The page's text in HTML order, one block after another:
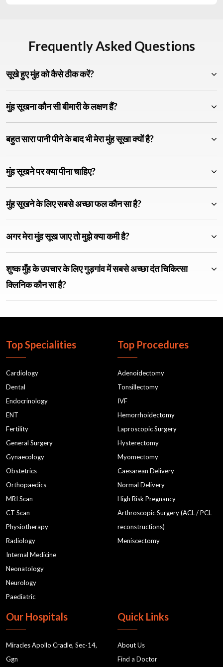
Frequently Asked Questions
सूखे हुए मुंह को कैसे ठीक करें?
मुंह सूखना कौन सी बीमारी के लक्षण हैं?
बहुत सारा पानी पीने के बाद भी मेरा मुंह सूखा क्यों है?
मुंह सूखने पर क्या पीना चाहिए?
मुंह सूखने के लिए सबसे अच्छा फल कौन सा है?
अगर मेरा मुंह सूख जाए तो मुझे क्या कमी है?
शुष्क मुँह के उपचार के लिए गुड़गांव में सबसे अच्छा दंत चिकित्सा
क्लिनिक कौन सा है?
Top Specialities
Cardiology
Dental
Endocrinology
ENT
Fertility
General Surgery
Gynaecology
Obstetrics
Orthopaedics
MRI Scan
CT Scan
Physiotherapy
Radiology
Internal Medicine
Neonatology
Neurology
Paediatric
Top Procedures
Adenoidectomy
Tonsillectomy
IVF
Hemorrhoidectomy
Laproscopic Surgery
Hysterectomy
Myomectomy
Caesarean Delivery
Normal Delivery
High Risk Pregnancy
Arthroscopic Surgery (ACL / PCL
reconstructions)
Meniscectomy
Our Hospitals
Miracles Apollo Cradle, Sec-14,
Ggn
Quick Links
About Us
Find a Doctor